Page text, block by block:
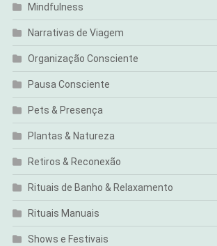
Mindfulness
Narrativas de Viagem
Organização Consciente
Pausa Consciente
Pets & Presença
Plantas & Natureza
Retiros & Reconexão
Rituais de Banho & Relaxamento
Rituais Manuais
Shows e Festivais